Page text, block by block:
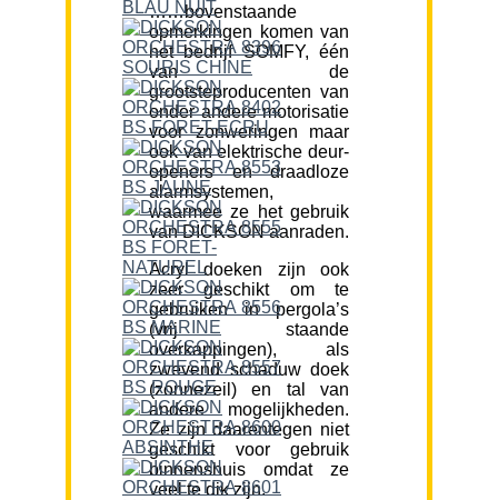
……bovenstaande
opmerkingen komen van
het bedrijf SOMFY, één
van de
grootsteproducenten van
onder andere motorisatie
voor zonweringen maar
ook van elektrische deur-
openers en draadloze
alarmsystemen,
waarmee ze het gebruik
van DICKSON aanraden.
Acryl doeken zijn ook
zeer geschikt om te
gebruiken in pergola’s
(vrij staande
overkappingen), als
zwevend schaduw doek
(zonnezeil) en tal van
andere mogelijkheden.
Ze zijn daarentegen niet
geschikt voor gebruik
binnenshuis omdat ze
veel te dik zijn.